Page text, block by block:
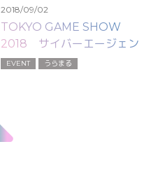
2018/09/02
TOKYO GAME SHOW
2018 サイバーエージェント
ブース出演
EVENT うらまる